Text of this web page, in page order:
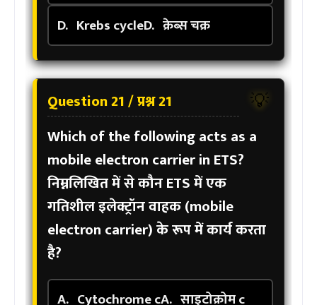
D. Krebs cycleD. क्रेब्स चक्र
💡
Question 21 / प्रश्न 21
Which of the following acts as a
mobile electron carrier in ETS?
निम्नलिखित में से कौन ETS में एक
गतिशील इलेक्ट्रॉन वाहक (mobile
electron carrier) के रूप में कार्य करता
है?
A. Cytochrome cA. साइटोक्रोम c